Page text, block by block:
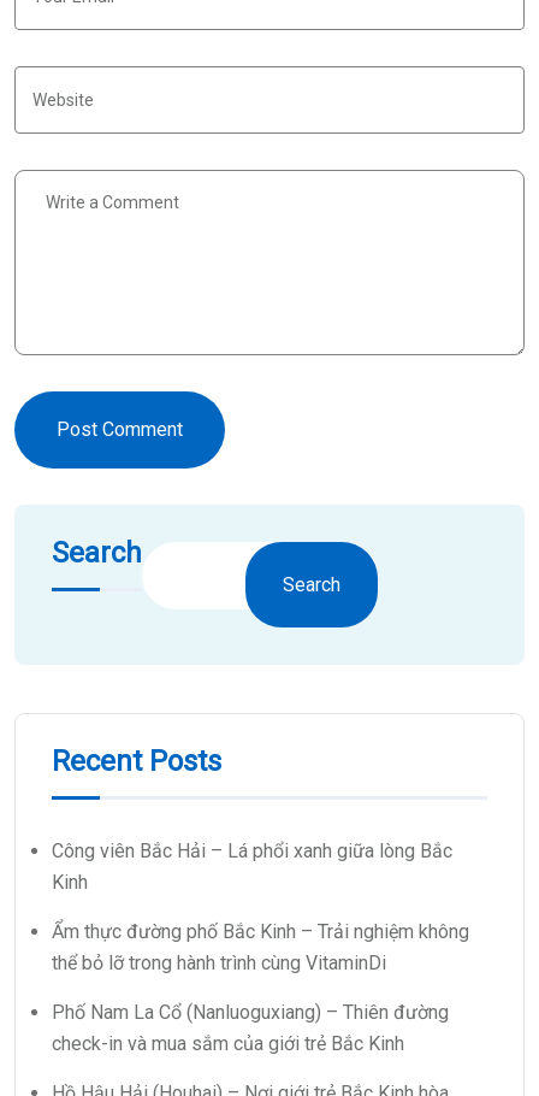
Post Comment
Search
Search
Recent Posts
Công viên Bắc Hải – Lá phổi xanh giữa lòng Bắc
Kinh
Ẩm thực đường phố Bắc Kinh – Trải nghiệm không
thể bỏ lỡ trong hành trình cùng VitaminDi
Phố Nam La Cổ (Nanluoguxiang) – Thiên đường
check-in và mua sắm của giới trẻ Bắc Kinh